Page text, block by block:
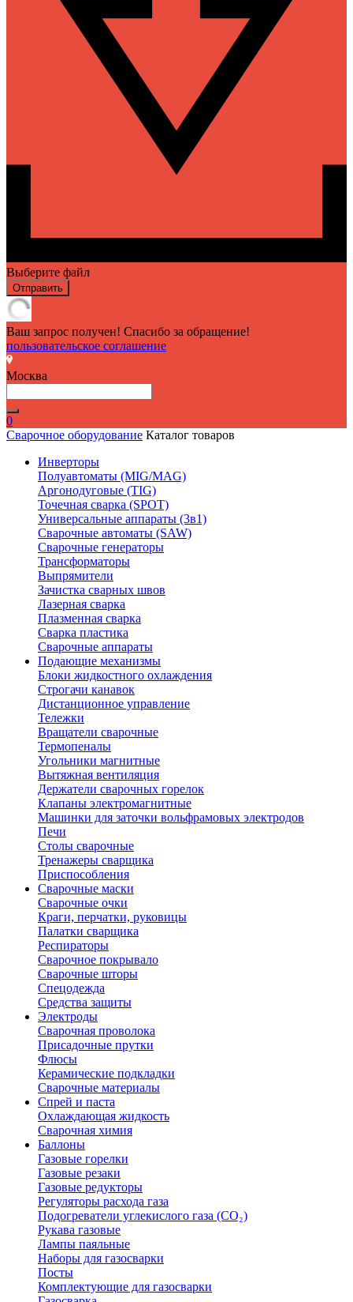
Выберите файл
Отправить
Ваш запрос получен! Спасибо за обращение!
пользовательское соглашение
Москва
0
Сварочное оборудование Каталог товаров
Инверторы
Полуавтоматы (MIG/MAG)
Аргонодуговые (TIG)
Точечная сварка (SPOT)
Универсальные аппараты (3в1)
Сварочные автоматы (SAW)
Сварочные генераторы
Трансформаторы
Выпрямители
Зачистка сварных швов
Лазерная сварка
Плазменная сварка
Сварка пластика
Сварочные аппараты
Подающие механизмы
Блоки жидкостного охлаждения
Строгачи канавок
Дистанционное управление
Тележки
Вращатели сварочные
Термопеналы
Угольники магнитные
Вытяжная вентиляция
Держатели сварочных горелок
Клапаны электромагнитные
Машинки для заточки вольфрамовых электродов
Печи
Столы сварочные
Тренажеры сварщика
Приспособления
Сварочные маски
Сварочные очки
Краги, перчатки, руковицы
Палатки сварщика
Респираторы
Сварочное покрывало
Сварочные шторы
Спецодежда
Средства защиты
Электроды
Сварочная проволока
Присадочные прутки
Флюсы
Керамические подкладки
Сварочные материалы
Спрей и паста
Охлаждающая жидкость
Сварочная химия
Баллоны
Газовые горелки
Газовые резаки
Газовые редукторы
Регуляторы расхода газа
Подогреватели углекислого газа (CO₂)
Рукава газовые
Лампы паяльные
Наборы для газосварки
Посты
Комплектующие для газосварки